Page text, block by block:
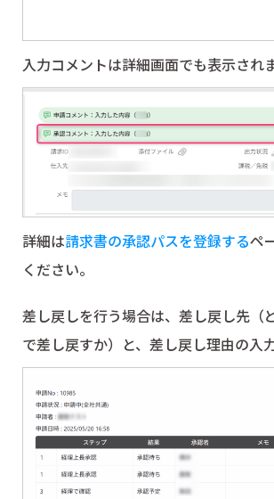
入力コメントは詳細画面でも表示されま
詳細は請求書の承認パスを登録するペ
ください。
差し戻しを行う場合は、差し戻し先（
で差し戻すか）と、差し戻し理由の入